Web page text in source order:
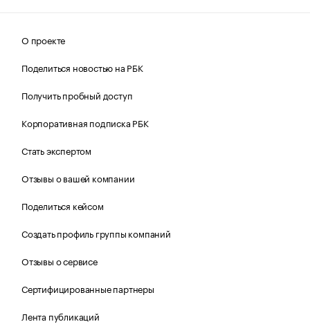
О проекте
Поделиться новостью на РБК
Получить пробный доступ
Корпоративная подписка РБК
Стать экспертом
Отзывы о вашей компании
Поделиться кейсом
Создать профиль группы компаний
Отзывы о сервисе
Сертифицированные партнеры
Лента публикаций